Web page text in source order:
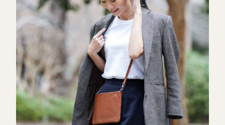
ケア・修理
店舗一覧
採用情報
ログイン / 会員登録